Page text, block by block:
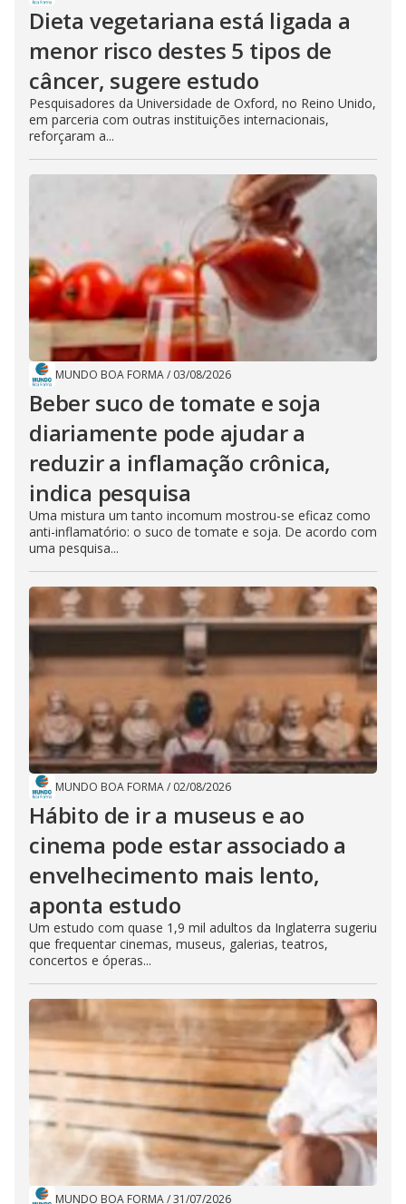
Dieta vegetariana está ligada a
menor risco destes 5 tipos de
câncer, sugere estudo
Pesquisadores da Universidade de Oxford, no Reino Unido,
em parceria com outras instituições internacionais,
reforçaram a...
MUNDO BOA FORMA/ 03/08/2026
Beber suco de tomate e soja
diariamente pode ajudar a
reduzir a inflamação crônica,
indica pesquisa
Uma mistura um tanto incomum mostrou-se eficaz como
anti-inflamatório: o suco de tomate e soja. De acordo com
uma pesquisa...
MUNDO BOA FORMA/ 02/08/2026
Hábito de ir a museus e ao
cinema pode estar associado a
envelhecimento mais lento,
aponta estudo
Um estudo com quase 1,9 mil adultos da Inglaterra sugeriu
que frequentar cinemas, museus, galerias, teatros,
concertos e óperas...
MUNDO BOA FORMA/31/07/2026